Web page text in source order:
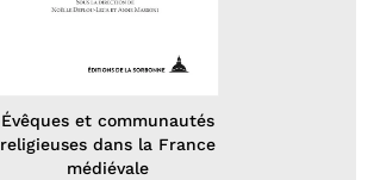
Évêques et communautés
religieuses dans la France
médiévale